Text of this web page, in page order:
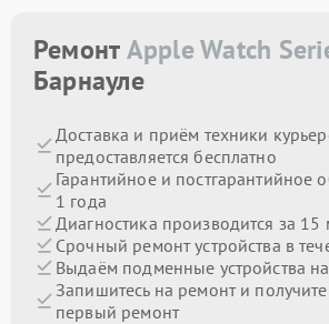
РемонтApple Watch
Барнауле
Доставка и приём техники
предоставляется бесплатно
Гарантийное и постгарантийное
1 года
Диагностика производится за 15
Срочный ремонт устройства в
Выдаём подменные устройства
Запишитесь на ремонт и получите
первый ремонт